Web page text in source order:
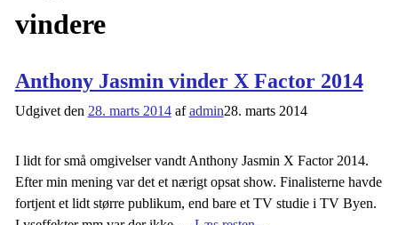
vindere
Anthony Jasmin vinder X Factor 2014
Udgivet den 28. marts 2014 afadmin28. marts 2014
I lidt for små omgivelser vandt Anthony Jasmin X Factor 2014.
Efter min mening var det et nærigt opsat show. Finalisterne havde
fortjent et lidt større publikum, end bare et TV studie i TV Byen.